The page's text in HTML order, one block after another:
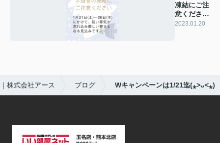
凍結にご注
意くださ
い:;(∩´﹏
2023.01.20
株式会社アース ブログ Wキャンペーンは1/21迄(⁎˃ᴗ˂⁎)